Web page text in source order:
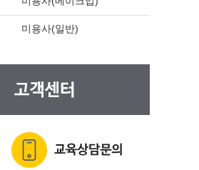
미용사(일반)